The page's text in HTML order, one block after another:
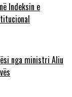
Indeksin e
nga ministri Aliu